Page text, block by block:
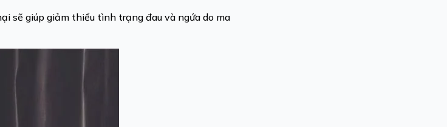
sẽ giúp giảm thiểu tình trạng đau và ngứa do ma